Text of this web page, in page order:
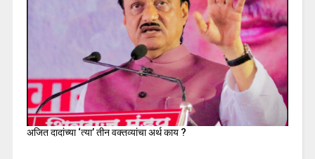
अजित दादांच्या ‘त्या’ तीन वक्तव्यांचा अर्थ काय ?